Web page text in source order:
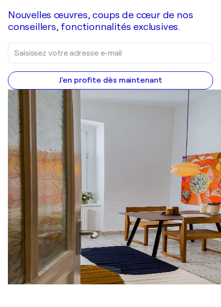
Nouvelles œuvres, coups de cœur de nos
conseillers, fonctionnalités exclusives.
J'en profite dès maintenant